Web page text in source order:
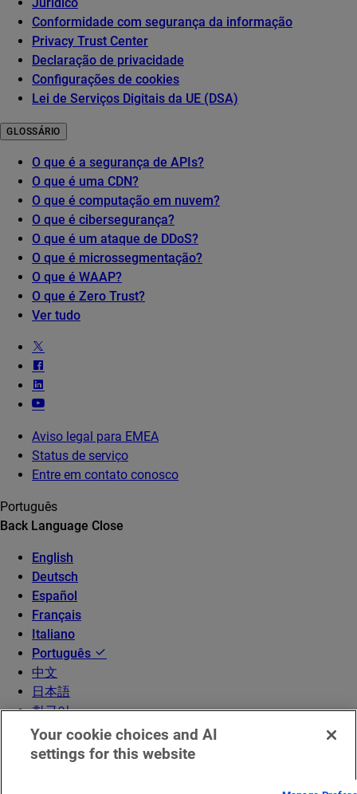
Conformidade com segurança da informação
Privacy Trust Center
Declaração de privacidade
Configurações de cookies
Lei de Serviços Digitais da UE (DSA)
GLOSSÁRIO
O que é a segurança de APIs?
O que é uma CDN?
O que é computação em nuvem?
O que é cibersegurança?
O que é um ataque de DDoS?
O que é microssegmentação?
O que é WAAP?
O que é Zero Trust?
Ver tudo
Aviso legal para EMEA
Status de serviço
Entre em contato conosco
Português
Back Language Close
English
Deutsch
Español
Français
Italiano
Português
中文
日本語
한국어
Your cookie choices and AI
settings for this website